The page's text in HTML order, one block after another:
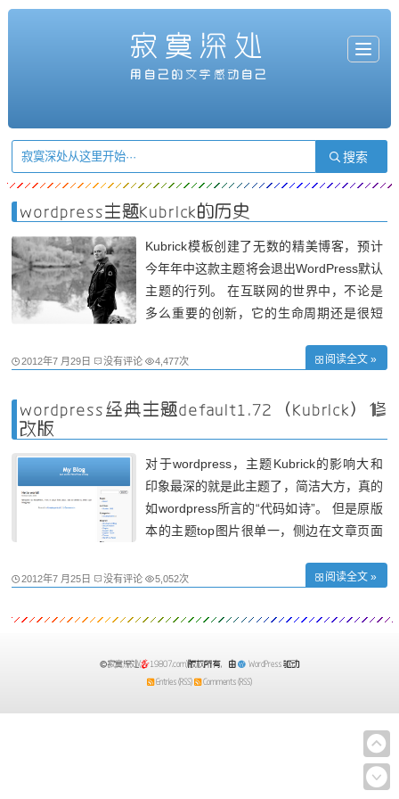
T
o
a
t
i
o
寂寞深处
用自己的文字感动自己
wordpress主题Kubrick的历史
Kubrick模板创建了无数的精美博客，预计
今年年中这款主题将会退出WordPress默认
主题的行列。 在互联网的世界中，不论是
多么重要的创新，它的生命周期还是很短
常完美。 自从2005年，年轻的丹麦技术奇
位于哥本哈根北边的农场创作出这个简单蓝
2012年7 月29日 没有评论 4,477次 阅读全文 »
wordpress经典主题default1.72（Kubrick）修
改版
对于wordpress，主题Kubrick的影响大和
印象最深的就是此主题了，简洁大方，真的
如wordpress所言的“代码如诗”。 但是原版
本的主题top图片很单一，侧边在文章页面
响到此主题的美感。所以本人特意美化了一
的图片替换top图片 2、添加各页面侧边栏
2012年7 月25日 没有评论 5,052次 阅读全文 »
寂寞深处( 19807.com)版权所有，由 WordPress 驱动
Entries (RSS) Comments (RSS)